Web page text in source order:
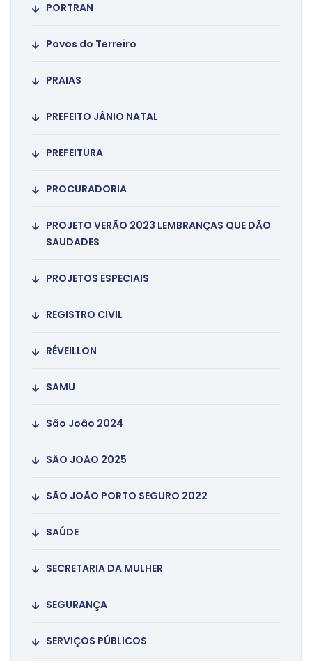
PORTRAN
Povos do Terreiro
PRAIAS
PREFEITO JÂNIO NATAL
PREFEITURA
PROCURADORIA
PROJETO VERÃO 2023 LEMBRANÇAS QUE DÃO
SAUDADES
PROJETOS ESPECIAIS
REGISTRO CIVIL
RÉVEILLON
SAMU
São João 2024
SÃO JOÃO 2025
SÃO JOÃO PORTO SEGURO 2022
SAÚDE
SECRETARIA DA MULHER
SEGURANÇA
SERVIÇOS PÚBLICOS